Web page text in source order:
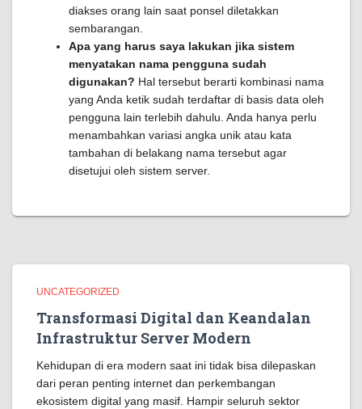
diakses orang lain saat ponsel diletakkan
sembarangan.
Apa yang harus saya lakukan jika sistem
menyatakan nama pengguna sudah
digunakan? Hal tersebut berarti kombinasi nama
yang Anda ketik sudah terdaftar di basis data oleh
pengguna lain terlebih dahulu. Anda hanya perlu
menambahkan variasi angka unik atau kata
tambahan di belakang nama tersebut agar
disetujui oleh sistem server.
UNCATEGORIZED
Transformasi Digital dan Keandalan
Infrastruktur Server Modern
Kehidupan di era modern saat ini tidak bisa dilepaskan
dari peran penting internet dan perkembangan
ekosistem digital yang masif. Hampir seluruh sektor